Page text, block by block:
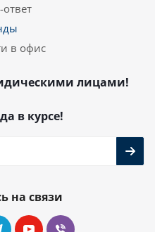
в офис
лицами!
в курсе!
на связи